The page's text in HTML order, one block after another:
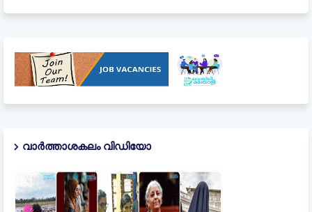
വാർത്താശകലം വിഡിയോ